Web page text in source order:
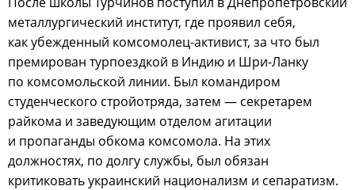
металлургический институт, где проявил себя,
как убежденный комсомолец-активист, за что был
премирован турпоездкой в Индию и Шри-Ланку
по комсомольской линии. Был командиром
студенческого стройотряда, затем — секретарем
райкома и заведующим отделом агитации
и пропаганды обкома комсомола. На этих
должностях, по долгу службы, был обязан
критиковать украинский национализм и сепаратизм.